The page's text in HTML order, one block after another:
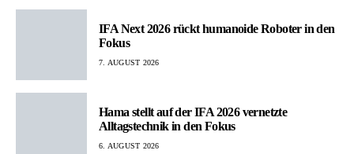
IFA Next 2026 rückt humanoide Roboter in den
Fokus
7. AUGUST 2026
Hama stellt auf der IFA 2026 vernetzte
Alltagstechnik in den Fokus
6. AUGUST 2026